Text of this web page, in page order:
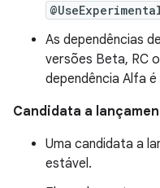
As dependências
versões Beta, RC
dependência Alfa
Candidata a
Uma candidata a
estável.